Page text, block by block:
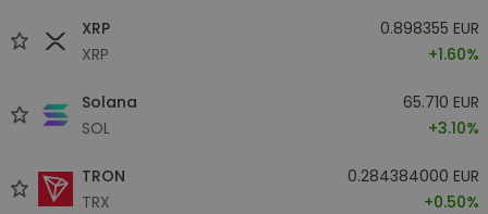
XRP
XRP
0.898355 EUR
+1.60%
Solana
SOL
65.710 EUR
+3.10%
TRON
TRX
0.284384000 EUR
+0.50%